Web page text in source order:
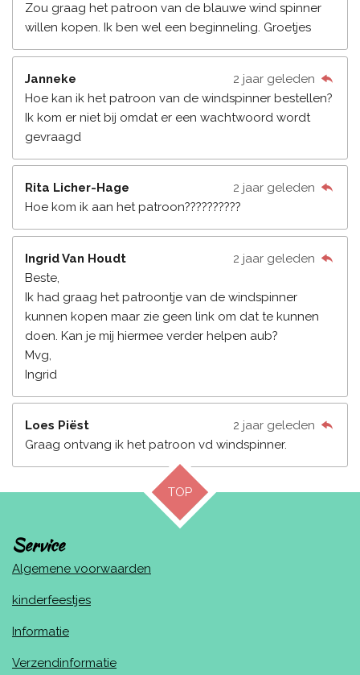
Zou graag het patroon van de blauwe wind spinner
willen kopen. Ik ben wel een beginneling. Groetjes
Janneke
2 jaar geleden
Hoe kan ik het patroon van de windspinner bestellen?
Ik kom er niet bij omdat er een wachtwoord wordt
gevraagd
Rita Licher-Hage
2 jaar geleden
Hoe kom ik aan het patroon??????????
Ingrid Van Houdt
2 jaar geleden
Beste,
Ik had graag het patroontje van de windspinner
kunnen kopen maar zie geen link om dat te kunnen
doen. Kan je mij hiermee verder helpen aub?
Mvg,
Ingrid
Loes Piëst
2 jaar geleden
Graag ontvang ik het patroon vd windspinner.
TOP
Service
Algemene voorwaarden
kinderfeestjes
Informatie
Verzendinformatie